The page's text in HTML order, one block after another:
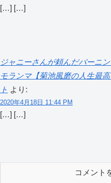
[…] […]
ジャニーさんが頼んだバーニ
モランマ【菊池風磨の人生最
ト より:
2020年4月18日 11:44 PM
[…] […]
コメント